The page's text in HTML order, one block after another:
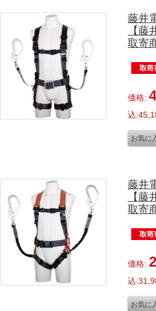
藤井
【藤
取寄
DG-
トラ
価格:
込
藤井
【藤
取寄
OR-
L-
ツイ
ズ
価格:
込